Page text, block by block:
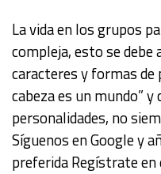
La vida en los grupos
compleja, esto se debe
caracteres y formas de
cabeza es un mundo”
personalidades, no
Síguenos en Google y
preferida Regístrate en